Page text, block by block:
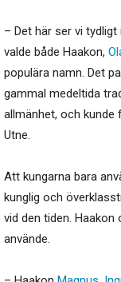
– Det här ser vi
valde både Haakon,
populära namn. Det
gammal medeltida
allmänhet, och kunde
Utne.
Att kungarna bara
kunglig och
vid den tiden. Haakon
använde.